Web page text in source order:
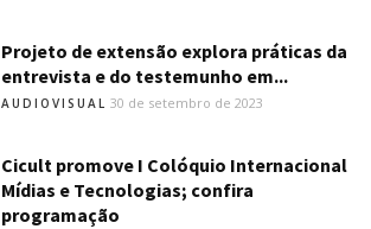
Projeto de extensão explora práticas da
entrevista e do testemunho em...
AUDIOVISUAL 30 de setembro de 2023
Cicult promove I Colóquio Internacional
Mídias e Tecnologias; confira
programação